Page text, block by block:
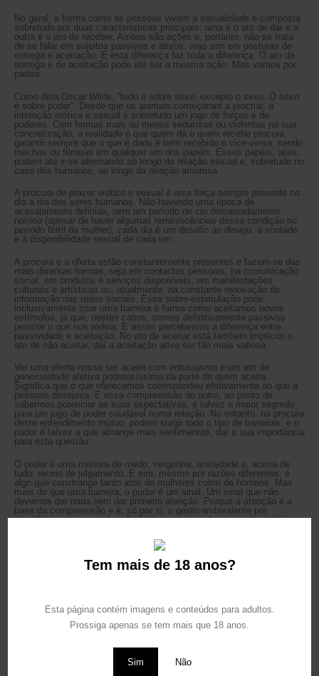
Tem mais de 18 anos?
Esta página contém imagens e conteúdos para adultos.
Prossiga apenas se tem mais que 18 anos.
Sim Não
No geral, a forma como as pessoas vivem a sexualidade é composta
sobretudo por duas características principais: uma é o ato de dar e a
outra é o ato de receber. Ambas são ações e, portanto, não se trata
de se falar em sujeitos passivos e ativos, mas sim em posturas de
entrega e aceitação. E esta diferença faz toda a diferença. O ato de
entrega e de aceitação pode até ser a mesma ação. Mas vamos por
partes.
Como diria Oscar Wilde, “tudo é sobre sexo, excepto o sexo. O sexo
é sobre poder”. Desde que os animais começaram a procriar, a
interação erótica e sexual é sobretudo um jogo de forças e de
poderes. Com formas mais ou menos sedutoras ou violentas na sua
concretização, a realidade é que quem dá e quem recebe procura
garantir sempre que o que é dado é bem recebido e vice-versa, sendo
machos ou fêmeas em qualquer um dos papéis. Esses papéis, aliás,
podem até ir-se alternando ao longo da relação sexual e, sobretudo no
caso dos humanos, ao longo da relação amorosa.
A procura de prazer erótico e sexual é uma força sempre presente no
dia a dia dos seres humanos. Não havendo uma época de
acasalamento definida, nem um período de cio demasiadamente
notório (apesar de haver algumas reminiscências dessa condição no
período fértil da mulher), cada dia é um desafio ao desejo, à vontade
e à disponibilidade sexual de cada um.
A procura e a oferta estão constantemente presentes e fazem-se das
mais diversas formas, seja em contactos pessoais, na comunicação
social, em produtos e serviços disponíveis, em manifestações
culturais e artísticas ou, atualmente, na constante renovação de
informação nas redes sociais. Essa sobre-estimulação pode
inclusivamente criar uma barreira à forma como aceitamos novos
estímulos, já que, nestes casos, somos definitivamente passivos
perante o que nos rodeia. E assim percebemos a diferença entre
passividade e aceitação. No ato de aceitar está também implícito o
ato de não aceitar, daí a aceitação ativa ser tão mais valiosa.
Ver uma oferta nossa ser aceite com entusiasmo é um ato de
generosidade afetiva poderosíssima da parte de quem aceita.
Significa que o que oferecemos correspondeu efetivamente ao que a
pessoas desejava. E essa compreensão do outro, ao ponto de
sabermos potenciar as suas expectativas, é talvez o maior segredo
para um jogo de poder saudável numa relação. No entanto, na procura
deste entendimento mútuo, podem surgir todo o tipo de barreiras, e o
pudor é talvez a que abrange mais sentimentos, daí a sua importância
para esta questão.
O pudor é uma mistura de medo, vergonha, ansiedade e, acima de
tudo, receio de julgamento. E sim, mesmo por razões diferentes, é
algo que constrange tanto atos de mulheres como de homens. Mas
mais do que uma barreira, o pudor é um sinal. Um sinal que não
devemos dar nada sem dar primeiro atenção. Porque a atenção é a
base da compreensão e é, só por si, o gesto ambivalente por
excelência, porque a atenção é algo que só se tem quando se dá.